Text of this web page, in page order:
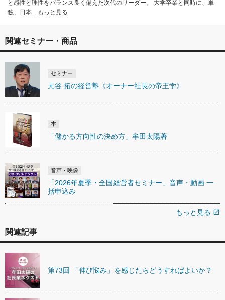
と感性と理性をバランス良く備えた次代のリーダー。 大学卒業と同時に、単
独、日本…もっと見る
関連セミナー・商品
セミナー
元谷 拓の経営塾《オーナー社長の帝王学》
本
「儲かる方向性の決め方」牟田太陽著
音声・映像
「2026年夏季・全国経営者セミナー」音声・動画 一
括申込み
もっと見る open_in_new
関連記事
第73回 「伸び悩み」を感じたらどうすればよいか？